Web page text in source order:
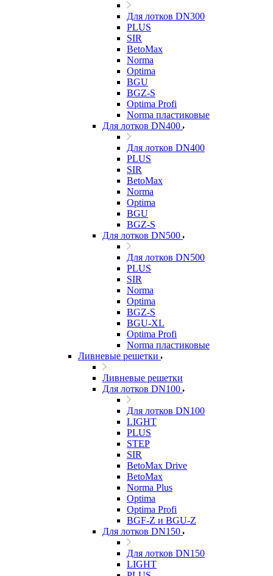
Для лотков DN300
PLUS
SIR
BetoMax
Norma
Optima
BGU
BGZ-S
Optima Profi
Norma пластиковые
Для лотков DN400
Для лотков DN400
PLUS
SIR
BetoMax
Norma
Optima
BGU
BGZ-S
Для лотков DN500
Для лотков DN500
PLUS
SIR
Norma
Optima
BGZ-S
BGU-XL
Optima Profi
Norma пластиковые
Ливневые решетки
Ливневые решетки
Для лотков DN100
Для лотков DN100
LIGHT
PLUS
STEP
SIR
BetoMax Drive
BetoMax
Norma Plus
Optima
Optima Profi
BGF-Z и BGU-Z
Для лотков DN150
Для лотков DN150
LIGHT